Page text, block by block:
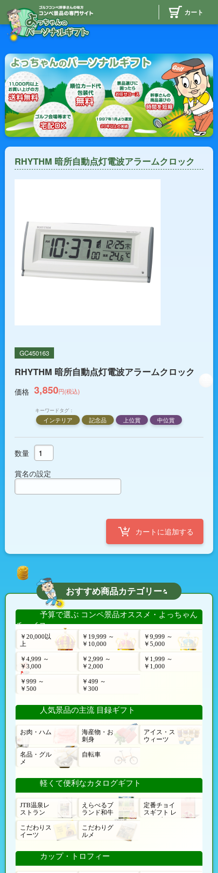
カート
RHYTHM 暗所自動点灯電波アラームクロック
GC450163
RHYTHM 暗所自動点灯電波アラームクロック
価格 3,850円(税込)
キーワードタグ：
インテリア 記念品 上位賞 中位賞
数量
賞名の設定
おすすめ商品カテゴリー
予算で選ぶ コンペ景品オススメ・よっちゃん
チョイス
￥20,000以
上
￥19,999 ～
￥10,000
￥9,999 ～
￥5,000
￥4,999 ～
￥3,000
￥2,999 ～
￥2,000
￥1,999 ～
￥1,000
￥999 ～
￥500
￥499 ～
￥300
人気景品の主流 目録ギフト
お肉・ハム
海産物・お
刺身
アイス・ス
ウィーツ
名品・グル
メ
自転車
軽くて便利なカタログギフト
JTB温泉レ
ストラン
えらべるブ
ランド和牛
定番チョイ
スギフト レ
ローゼ
こだわりス
イーツ
こだわりグ
ルメ
カップ・トロフィー